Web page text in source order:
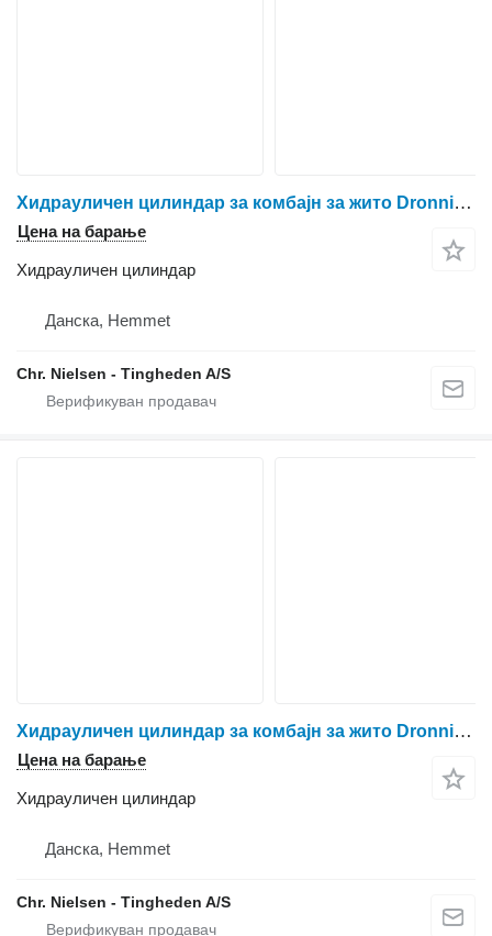
Хидрауличен цилиндар за комбајн за жито Dronningborg D7500
Цена на барање
Хидрауличен цилиндар
Данска, Hemmet
Chr. Nielsen - Tingheden A/S
Хидрауличен цилиндар за комбајн за жито Dronningborg 8900
Цена на барање
Хидрауличен цилиндар
Данска, Hemmet
Chr. Nielsen - Tingheden A/S